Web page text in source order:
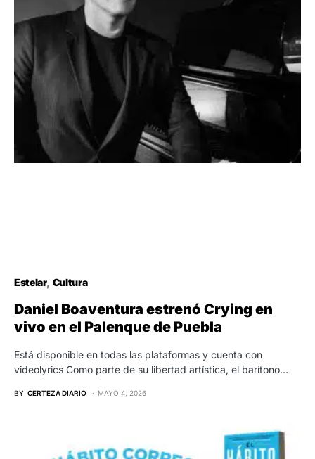
Estelar Cultura
Daniel Boaventura estrenó Crying en
vivo en el Palenque de Puebla
Está disponible en todas las plataformas y cuenta con
videolyrics Como parte de su libertad artística, el barítono…
BY CERTEZA DIARIO MAYO 4, 2026